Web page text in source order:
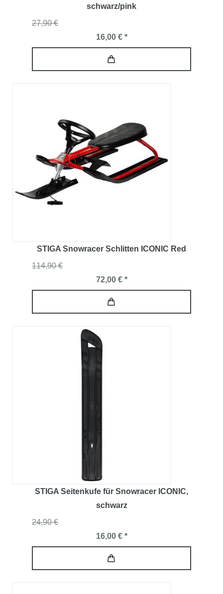
schwarz/pink
27,90 €
16,00 € *
STIGA Snowracer Schlitten ICONIC Red
114,90 €
72,00 € *
STIGA Seitenkufe für Snowracer ICONIC,
schwarz
24,90 €
16,00 € *